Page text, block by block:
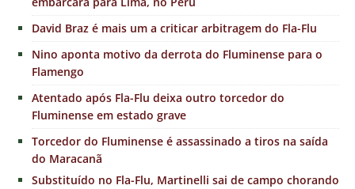
David Braz é mais um a criticar arbitragem do Fla-Flu
Nino aponta motivo da derrota do Fluminense para o
Flamengo
Atentado após Fla-Flu deixa outro torcedor do
Fluminense em estado grave
Torcedor do Fluminense é assassinado a tiros na saída
do Maracanã
Substituído no Fla-Flu, Martinelli sai de campo chorando